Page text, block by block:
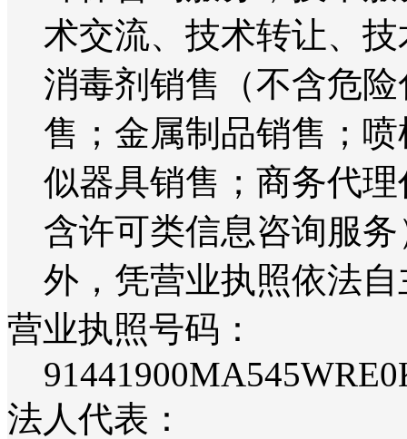
术交流、技术转让、
消毒剂销售（不含危
售；金属制品销售；
似器具销售；商务代
含许可类信息咨询服
外，凭营业执照依法
营业执照号码：
法人代表：